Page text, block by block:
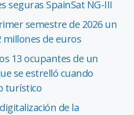
seguras SpainSat NG-III
semestre de 2026 un
millones de euros
13 ocupantes de un
se estrelló cuando
turístico
de la